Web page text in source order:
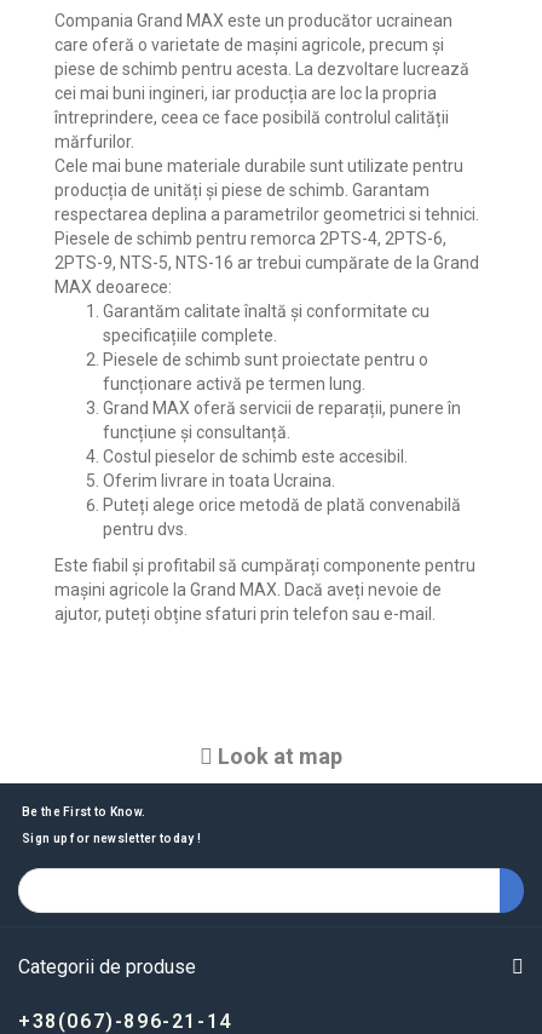
Compania Grand MAX este un producător ucrainean
care oferă o varietate de mașini agricole, precum și
piese de schimb pentru acesta. La dezvoltare lucrează
cei mai buni ingineri, iar producția are loc la propria
întreprindere, ceea ce face posibilă controlul calității
mărfurilor.
Cele mai bune materiale durabile sunt utilizate pentru
producția de unități și piese de schimb. Garantam
respectarea deplina a parametrilor geometrici si tehnici.
Piesele de schimb pentru remorca 2PTS-4, 2PTS-6,
2PTS-9, NTS-5, NTS-16 ar trebui cumpărate de la Grand
MAX deoarece:
Garantăm calitate înaltă și conformitate cu
specificațiile complete.
Piesele de schimb sunt proiectate pentru o
funcționare activă pe termen lung.
Grand MAX oferă servicii de reparații, punere în
funcțiune și consultanță.
Costul pieselor de schimb este accesibil.
Oferim livrare in toata Ucraina.
Puteți alege orice metodă de plată convenabilă
pentru dvs.
Este fiabil și profitabil să cumpărați componente pentru
mașini agricole la Grand MAX. Dacă aveți nevoie de
ajutor, puteți obține sfaturi prin telefon sau e-mail.
Look at map
Be the First to Know.
Sign up for newsletter today !
Categorii de produse
+38(067)-896-21-14